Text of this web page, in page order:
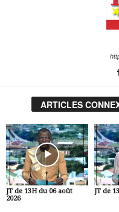
ARTICLES
JT de 13H du 06 août
2026
JT de